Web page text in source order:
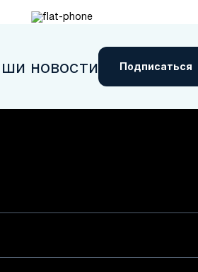
новости Подписаться